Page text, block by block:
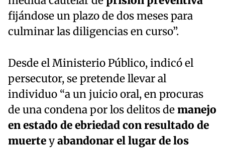
fijándose un plazo de dos meses para
culminar las diligencias en curso”.
Desde el Ministerio Público, indicó el
persecutor, se pretende llevar al
individuo “a un juicio oral, en procuras
de una condena por los delitos demanejo
en estado de ebriedad con resultado de
muerteyabandonar el lugar de los